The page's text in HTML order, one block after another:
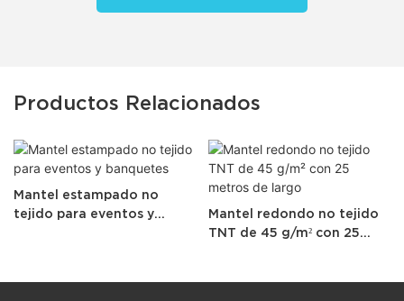
Productos Relacionados
Mantel estampado no
tejido para eventos y
Mantel redondo no tejido
TNT de 45 g/m² con 25